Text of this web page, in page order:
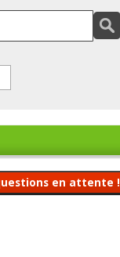
en attente !